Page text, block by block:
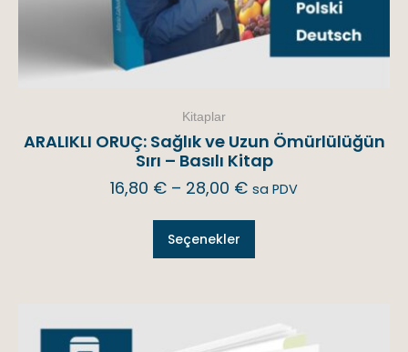
Kitaplar
ARALIKLI ORUÇ: Sağlık ve Uzun Ömürlülüğün
Sırı – Basılı Kitap
16,80 € – 28,00 € sa PDV
Seçenekler